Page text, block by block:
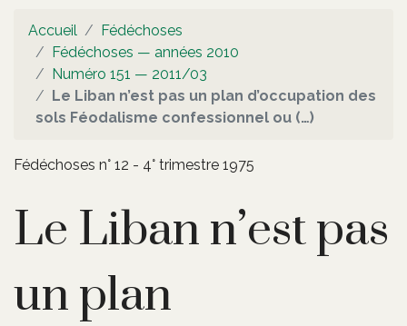
Accueil
Fédéchoses
Fédéchoses — années 2010
Numéro 151 — 2011/03
Le Liban n’est pas un plan d’occupation des
sols Féodalisme confessionnel ou (…)
Fédéchoses n° 12 - 4° trimestre 1975
Le Liban n’est pas
un plan